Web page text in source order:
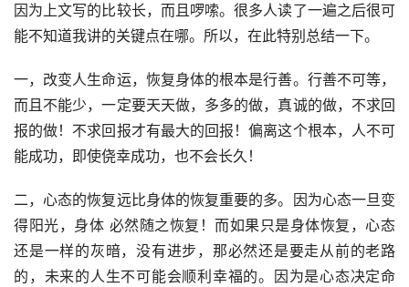
因为上文写的比较长，而且啰嗦。很多人读了一遍之后很可
能不知道我讲的关键点在哪。所以，在此特别总结一下。
一，改变人生命运，恢复身体的根本是行善。行善不可等，
而且不能少，一定要天天做，多多的做，真诚的做，不求回
报的做！不求回报才有最大的回报！偏离这个根本，人不可
能成功，即使侥幸成功，也不会长久！
二，心态的恢复远比身体的恢复重要的多。因为心态一旦变
得阳光，身体 必然随之恢复！而如果只是身体恢复，心态
还是一样的灰暗，没有进步，那必然还是要走从前的老路
的，未来的人生不可能会顺利幸福的。因为是心态决定命